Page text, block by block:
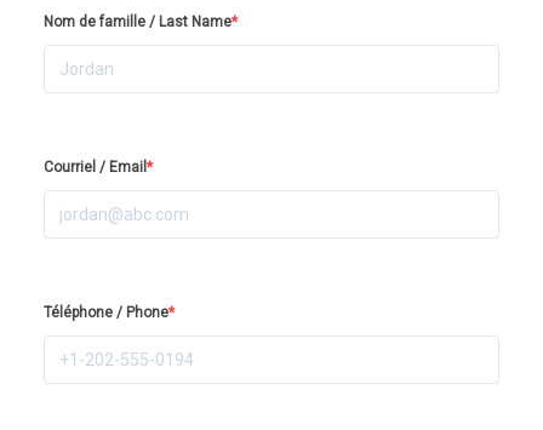
Nom de famille / Last Name*
Courriel / Email *
Téléphone / Phone*